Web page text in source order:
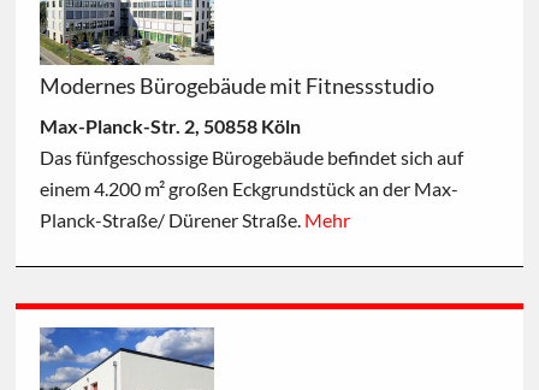
Modernes Bürogebäude mit Fitnessstudio
Max-Planck-Str. 2, 50858 Köln
Das fünfgeschossige Bürogebäude befindet sich auf
einem 4.200 m² großen Eckgrundstück an der Max-
Planck-Straße/ Dürener Straße. Mehr